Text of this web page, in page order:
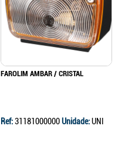
FAROLIM AMBAR / CRISTAL
Ref:31181000000Unidade:UNI